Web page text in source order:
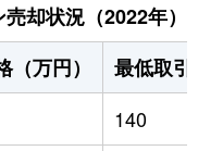
却状況（2022年）
万円）
最低取引価
140